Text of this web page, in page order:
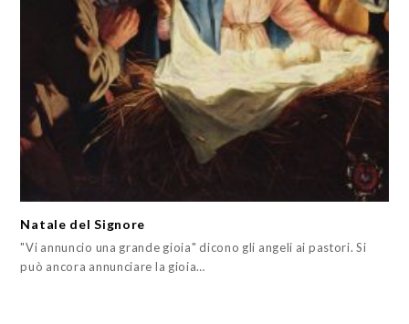
Natale del Signore
"Vi annuncio una grande gioia" dicono gli angeli ai pastori. Si
può ancora annunciare la gioia…